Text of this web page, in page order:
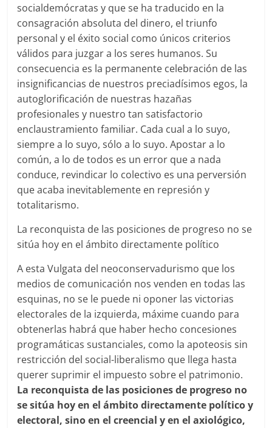
socialdemócratas y que se ha traducido en la
consagración absoluta del dinero, el triunfo
personal y el éxito social como únicos criterios
válidos para juzgar a los seres humanos. Su
consecuencia es la permanente celebración de las
insignificancias de nuestros preciadísimos egos, la
autoglorificación de nuestras hazañas
profesionales y nuestro tan satisfactorio
enclaustramiento familiar. Cada cual a lo suyo,
siempre a lo suyo, sólo a lo suyo. Apostar a lo
común, a lo de todos es un error que a nada
conduce, revindicar lo colectivo es una perversión
que acaba inevitablemente en represión y
totalitarismo.
La reconquista de las posiciones de progreso no se
sitúa hoy en el ámbito directamente político
A esta Vulgata del neoconservadurismo que los
medios de comunicación nos venden en todas las
esquinas, no se le puede ni oponer las victorias
electorales de la izquierda, máxime cuando para
obtenerlas habrá que haber hecho concesiones
programáticas sustanciales, como la apoteosis sin
restricción del social-liberalismo que llega hasta
querer suprimir el impuesto sobre el patrimonio.
La reconquista de las posiciones de progreso no
se sitúa hoy en el ámbito directamente político y
electoral, sino en el creencial y en el axiológico,